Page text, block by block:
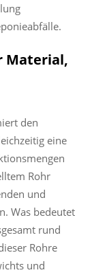
Material,
den
eine
Rohr
und
Was bedeutet
rund
Rohre
und